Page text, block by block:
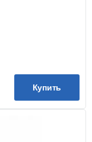
Купить